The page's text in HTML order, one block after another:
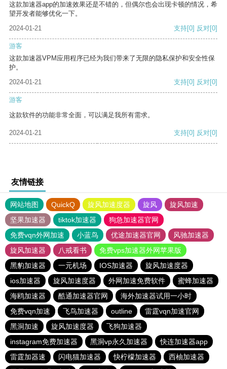
这款加速器app的加速效果还是不错的，但偶尔也会出现卡顿的情况，希
望开发者能够优化一下。
2024-01-21
支持[0] 反对[0]
游客
这款加速器VPM应用程序已经为我们带来了无限的隐私保护和安全性保
护。
2024-01-21
支持[0] 反对[0]
游客
这款软件的功能非常全面，可以满足我所有需求。
2024-01-21 支持[0] 反对[0]
友情链接
网站地图 QuickQ 旋风加速度器 旋风
旋风加速
坚果加速器
tiktok加速器
狗急加速器官网
免费vqn外网加速
小蓝鸟 优途加速器官网
风驰加速器
旋风加速器
八戒看书
免费vps加速器外网苹果版
黑豹加速器
一元机场 IOS加速器
旋风加速度器
ios加速器
旋风加速度器 外网加速免费软件
蜜蜂加速器
海鸥加速器
酷通加速器官网
海外加速器试用一小时
免费vqn加速
飞鸟加速器 outline
雷霆vqn加速官网
黑洞加速
旋风加速度器
飞狗加速器
instagram免费加速器
黑洞vp永久加速器
快连加速器app
雷霆加器速
闪电猫加速器 快柠檬加速器
西柚加速器